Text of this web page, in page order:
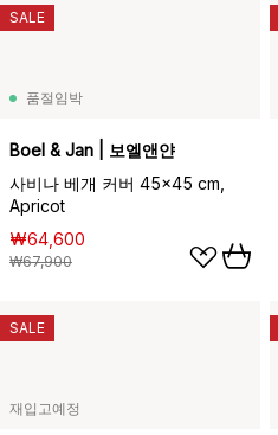
품절임박
Boel & Jan | 보엘앤얀
사비나 베개 커버 45x45 cm,
Apricot
₩64,600
₩67,900
SALE
재입고예정
SALE